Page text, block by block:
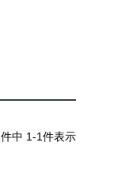
件中 1-1件表示